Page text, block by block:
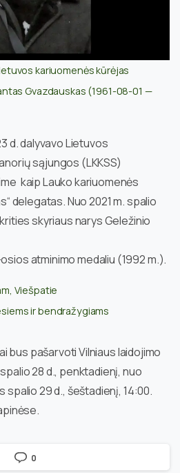
kariuomenės kūrėjas
Gvazdauskas (1961-08-01 —
d. dalyvavo Lietuvos
sąjungos (LKKSS)
kaip Lauko kariuomenės
delegatas. Nuo 2021 m. spalio
skyriaus narys Geležinio
atminimo medaliu (1992 m.).
Viešpatie
ir bendražygiams
bus pašarvoti Vilniaus laidojimo
28 d., penktadienį, nuo
spalio 29 d., šeštadienį, 14:00.
0